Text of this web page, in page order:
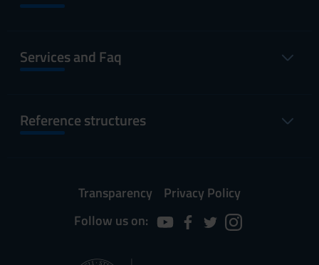
Services and Faq
Reference structures
Transparency
Privacy Policy
Follow us on: